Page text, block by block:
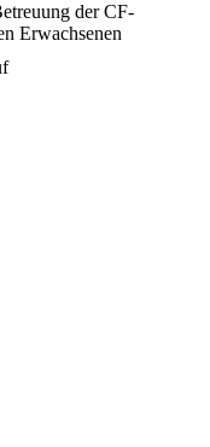
der CF-
Erwachsenen